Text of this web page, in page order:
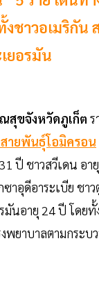
ชาวอเมริกัน
ยอรมัน
สุขจังหวัดภูเก็ต
ายพันธุ์โอมิครอน
ปี ชาวสวีเดน อา
าอุดีอาระเบีย ชา
นอายุ 24 ปี โดยทั้
พยาบาลตามกระบ